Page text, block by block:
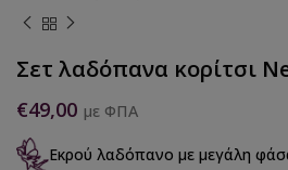
Σετ λαδόπανα κορίτσι
€49,00 με ΦΠΑ
Εκρού λαδόπανο με μεγάλη